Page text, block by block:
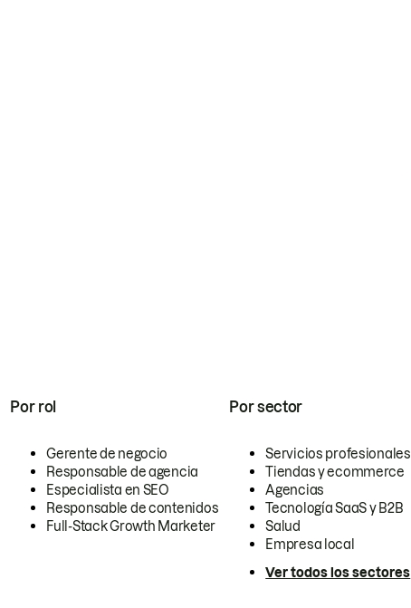
Por rol
Gerente de negocio
Responsable de agencia
Especialista en SEO
Responsable de contenidos
Full-Stack Growth Marketer
Por sector
Servicios profesionales
Tiendas y ecommerce
Agencias
Tecnología SaaS y B2B
Salud
Empresa local
Ver todos los sectores